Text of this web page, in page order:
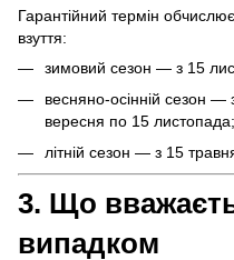
Гарантійний термін
взуття:
зимовий сезон — з 15
весняно-осінній сезон
вересня по 15 листопада;
літній сезон — з 15
3. Що
випадком